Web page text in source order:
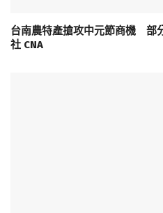
台南農特產搶攻中元節商機 部
社 CNA